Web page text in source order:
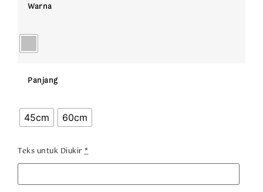
Warna
Panjang
45cm 60cm
Teks untuk Diukir *